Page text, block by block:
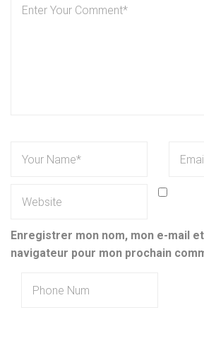
Enregistrer mon nom, mon e-mail
navigateur pour mon prochain